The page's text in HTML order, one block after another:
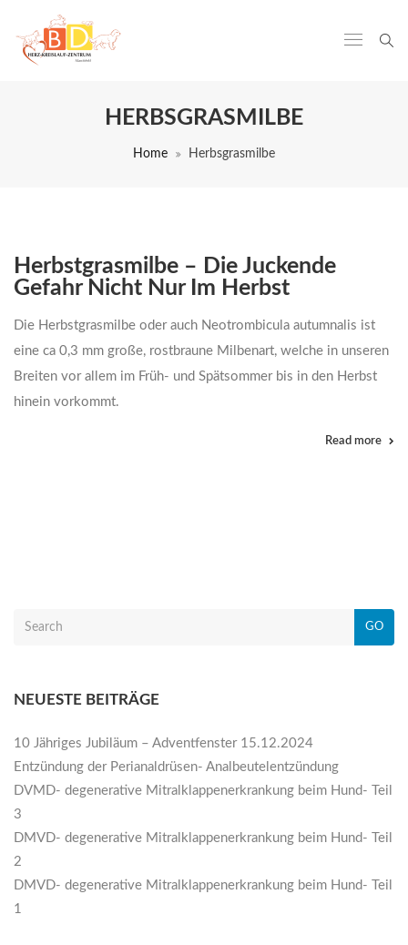
HERBSGRASMILBE
Home Herbsgrasmilbe
Herbstgrasmilbe – Die Juckende
Gefahr Nicht Nur Im Herbst
Die Herbstgrasmilbe oder auch Neotrombicula autumnalis ist
eine ca 0,3 mm große, rostbraune Milbenart, welche in unseren
Breiten vor allem im Früh- und Spätsommer bis in den Herbst
hinein vorkommt.
Read more
GO
NEUESTE BEITRÄGE
10 Jähriges Jubiläum – Adventfenster 15.12.2024
Entzündung der Perianaldrüsen- Analbeutelentzündung
DVMD- degenerative Mitralklappenerkrankung beim Hund- Teil
3
DMVD- degenerative Mitralklappenerkrankung beim Hund- Teil
2
DMVD- degenerative Mitralklappenerkrankung beim Hund- Teil
1